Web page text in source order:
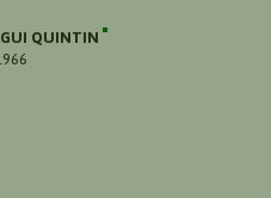
QUINTIN